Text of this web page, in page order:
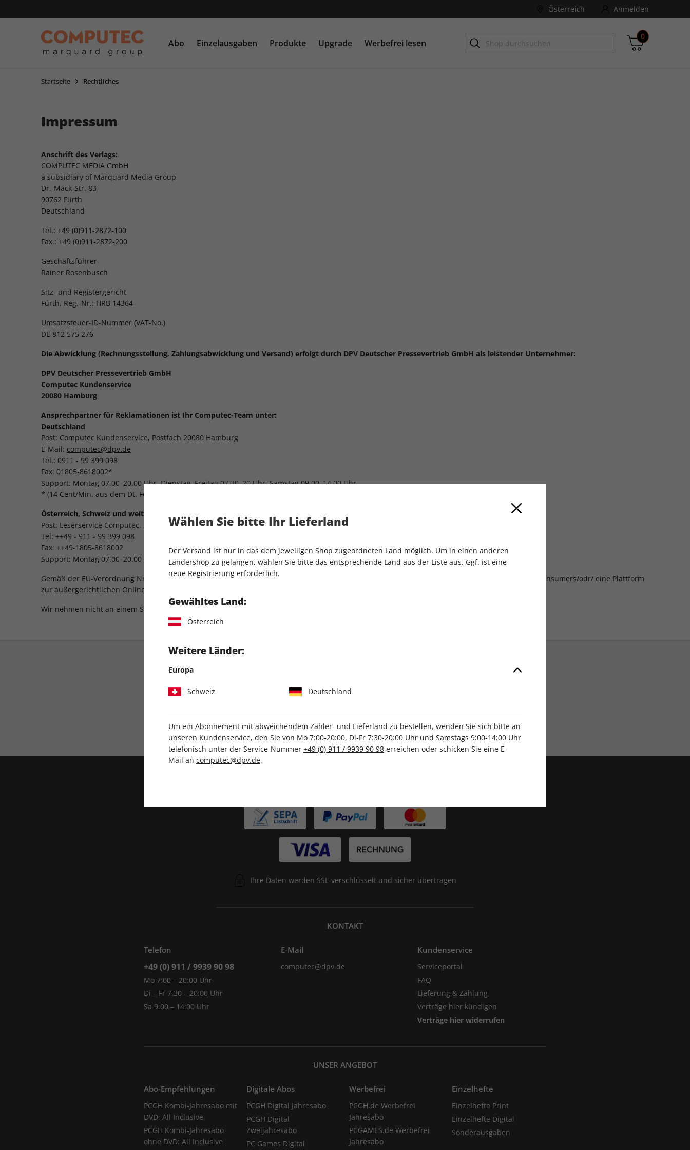
Österreich Anmelden
Abo
Linux Magazin
Einzelausgaben Produkte Upgrade Werbefrei lesen
0
Startseite Rechtliches
Impressum
Anschrift des Verlags:
COMPUTEC MEDIA GmbH
a subsidiary of Marquard Media Group
Dr.-Mack-Str. 83
90762 Fürth
Deutschland
Tel.: +49 (0)911-2872-100
Fax.: +49 (0)911-2872-200
Geschäftsführer
Rainer Rosenbusch
Sitz- und Registergericht
Fürth, Reg.-Nr.: HRB 14364
Umsatzsteuer-ID-Nummer (VAT-No.)
DE 812 575 276
Die Abwicklung (Rechnungsstellung, Zahlungsabwicklung und Versand) erfolgt durch DPV Deutscher Pressevertrieb GmbH als leistender Unternehmer:
DPV Deutscher Pressevertrieb GmbH
Computec Kundenservice
20080 Hamburg
Ansprechpartner für Reklamationen ist Ihr Computec-Team unter:
Deutschland
Post: Computec Kundenservice, Postfach 20080 Hamburg
E-Mail: computec@dpv.de
Tel.: 0911 - 99 399 098
Fax: 01805-8618002*
Support: Montag 07.00–20.00 Uhr, Dienstag–Freitag 07.30–20 Uhr, Samstag 09.00–14.00 Uhr
* (14 Cent/Min. aus dem Dt. Festnetz, max. 0,42 €/Min. aus dem Dt. Mobilfunk)
Österreich, Schweiz und weitere Länder:
Post: Leserservice Computec, 20080 Hamburg, Deutschland E-Mail:computec@dpv.de
Tel: ++49 - 911 - 99 399 098
Fax: ++49-1805-8618002
Support: Montag 07.00–20.00 Uhr, Dienstag–Freitag 07.30–20 Uhr, Samstag 09.00–14.00 Uhr
Gemäß der EU-Verordnung Nr. 524/2013 sind wir verpflichtet, darauf hinzuweisen, dass die Europäische Kommission unter
http://ec.europa.eu/consumers/odr/ eine Plattform
zur außergerichtlichen Online-Streitbeilegung (sog. OS-Plattform) betreibt.
Wir nehmen nicht an einem Streitbeilegungsverfahren vor einer Verbraucherschlichtungsstelle teil.
Direkt vom Verlag Tolle Prämien Gratis Versand Exklusive Rabatte
Ihre Daten werden SSL-verschlüsselt und sicher übertragen
KONTAKT
Telefon
+49 (0) 911 / 9939 90 98
Mo 7:00 – 20:00 Uhr
Di – Fr 7:30 – 20:00 Uhr
Sa 9:00 – 14:00 Uhr
E-Mail
computec@dpv.de
Kundenservice
Serviceportal
FAQ
Lieferung & Zahlung
Verträge hier kündigen
Verträge hier widerrufen
UNSER ANGEBOT
Abo-Empfehlungen
PCGH Kombi-Jahresabo mit
DVD: All Inclusive
PCGH Kombi-Jahresabo
ohne DVD: All Inclusive
Digitale Abos
PCGH Digital Jahresabo
PCGH Digital
Zweijahresabo
PC Games Digital
Werbefrei
PCGH.de Werbefrei
Jahresabo
PCGAMES.de Werbefrei
Jahresabo
Einzelhefte
Einzelhefte Print
Einzelhefte Digital
Sonderausgaben
Wählen Sie bitte Ihr Lieferland
Der Versand ist nur in das dem jeweiligen Shop zugeordneten Land möglich. Um in einen anderen
Ländershop zu gelangen, wählen Sie bitte das entsprechende Land aus der Liste aus. Ggf. ist eine
neue Registrierung erforderlich.
Gewähltes Land:
Österreich
Weitere Länder:
Europa
Schweiz Deutschland
Um ein Abonnement mit abweichendem Zahler- und Lieferland zu bestellen, wenden Sie sich bitte an
unseren Kundenservice, den Sie von Mo 7:00-20:00, Di-Fr 7:30-20:00 Uhr und Samstags 9:00-14:00 Uhr
telefonisch unter der Service-Nummer +49 (0) 911 / 9939 90 98 erreichen oder schicken Sie eine E-
Mail an computec@dpv.de.